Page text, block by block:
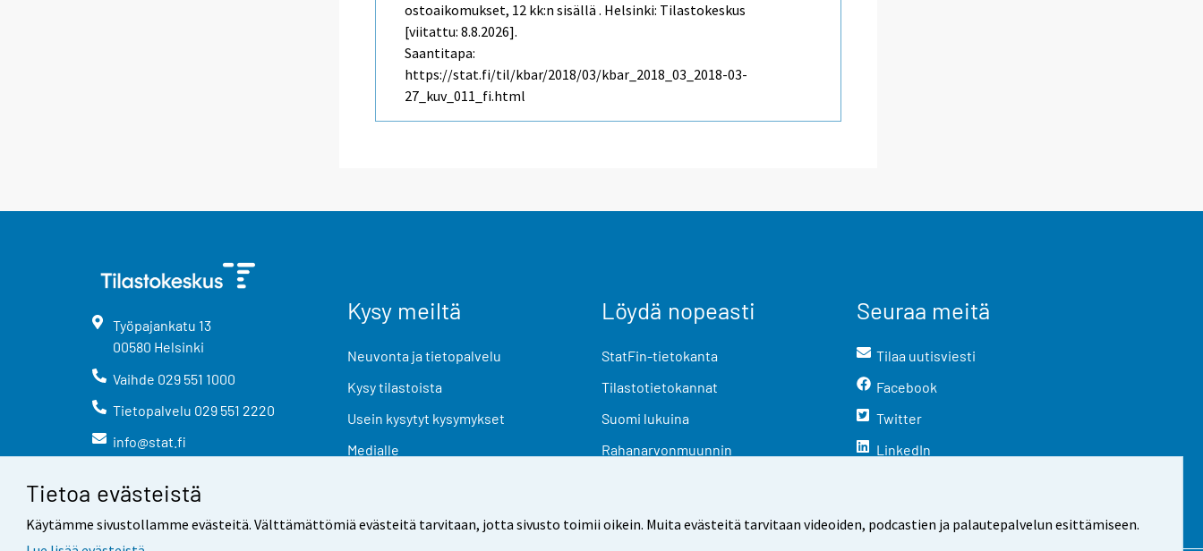
Tietoa evästeistä
Käytämme sivustollamme evästeitä. Välttämättömiä evästeitä tarvitaan, jotta sivusto toimii oikein. Muita evästeitä tarvitaan videoiden, podcastien ja palautepalvelun esittämiseen.
ostoaikomukset, 12 kk:n sisällä . Helsinki: Tilastokeskus
[viitattu: 8.8.2026].
Saantitapa:
https://stat.fi/til/kbar/2018/03/kbar_2018_03_2018-03-
27_kuv_011_fi.html
Työpajankatu 13
00580 Helsinki
Vaihde 029 551 1000
Tietopalvelu 029 551 2220
info@stat.fi
Kysy meiltä
Neuvonta ja tietopalvelu
Kysy tilastoista
Usein kysytyt kysymykset
Medialle
Löydä nopeasti
StatFin-tietokanta
Tilastotietokannat
Suomi lukuina
Rahanarvonmuunnin
Seuraa meitä
Tilaa uutisviesti
Facebook
Twitter
LinkedIn